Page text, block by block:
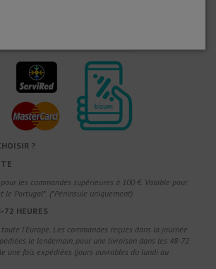
?
les commandes supérieures à 100 €. Valable pour
le Portugal*. (*Péninsule uniquement)
72 HEURES
l'Europe. Les commandes reçues dans la journée
le lendemain, pour une livraison dans les 48-72
une fois expédiées (jours ouvrables du lundi au